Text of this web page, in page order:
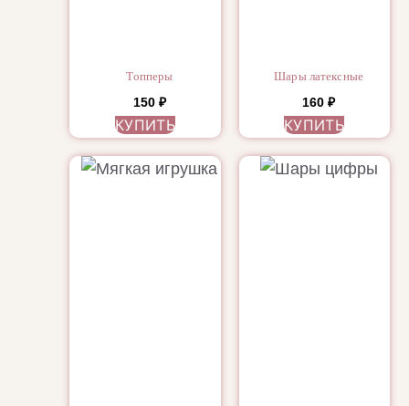
Топперы
150 ₽
КУПИТЬ
Шары латексные
160₽
КУПИТЬ